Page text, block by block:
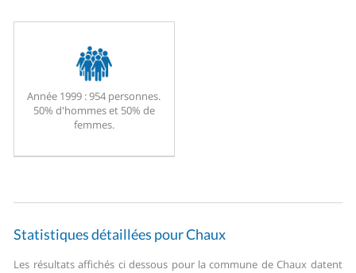
Année 1999 :954 personnes.
50% d'hommes et 50% de
femmes.
Statistiques détaillées pour Chaux
Les résultats affichés ci dessous pour la commune de Chaux datent